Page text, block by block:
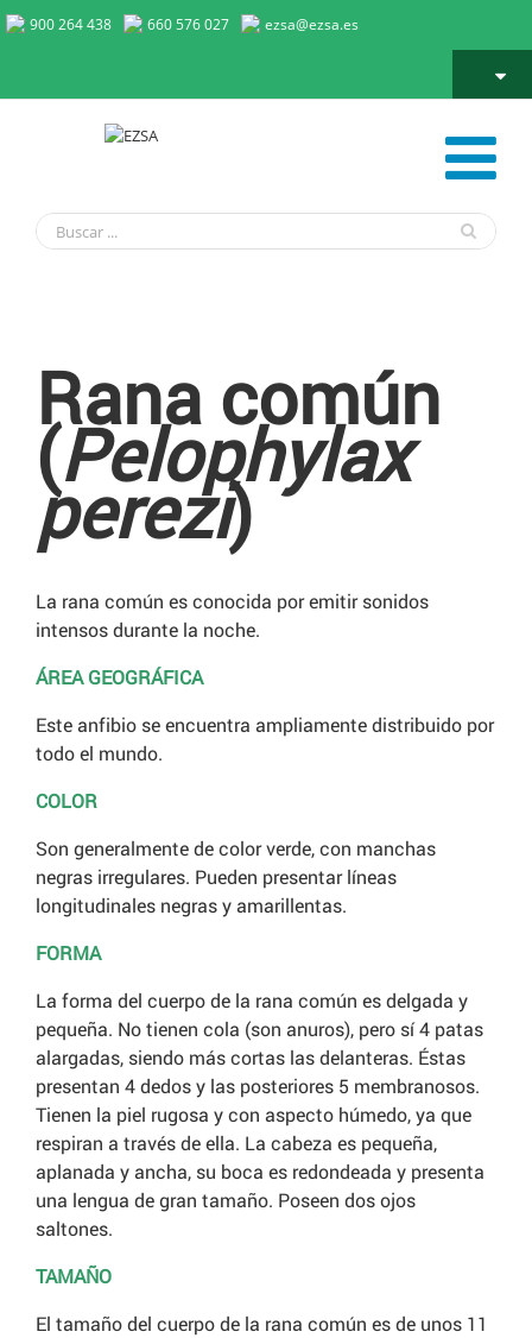
900 264 438 660 576 027 ezsa@ezsa.es
Rana común
(Pelophylax
perezi)
La rana común es conocida por emitir sonidos
intensos durante la noche.
ÁREA GEOGRÁFICA
Este anfibio se encuentra ampliamente distribuido por
todo el mundo.
COLOR
Son generalmente de color verde, con manchas
negras irregulares. Pueden presentar líneas
longitudinales negras y amarillentas.
FORMA
La forma del cuerpo de la rana común es delgada y
pequeña. No tienen cola (son anuros), pero sí 4 patas
alargadas, siendo más cortas las delanteras. Éstas
presentan 4 dedos y las posteriores 5 membranosos.
Tienen la piel rugosa y con aspecto húmedo, ya que
respiran a través de ella. La cabeza es pequeña,
aplanada y ancha, su boca es redondeada y presenta
una lengua de gran tamaño. Poseen dos ojos
saltones.
TAMAÑO
El tamaño del cuerpo de la rana común es de unos 11